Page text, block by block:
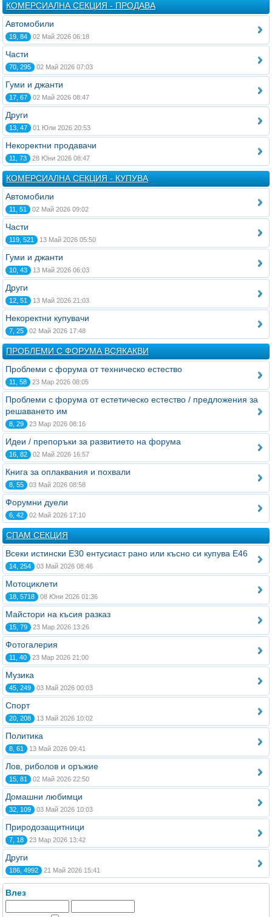
КОМЕРСИАЛНА СЕКЦИЯ - ПРОДАВА
Автомобили
19, 84 02 Май 2026 06:18
Части
70, 295 02 Май 2026 07:03
Гуми и джанти
17, 67 02 Май 2026 08:47
Други
13, 47 01 Юли 2026 20:53
Некоректни продавачи
11, 73 28 Юни 2026 08:47
КОМЕРСИАЛНА СЕКЦИЯ - КУПУВА
Автомобили
11, 51 02 Май 2026 09:02
Части
119, 521 13 Май 2026 05:50
Гуми и джанти
10, 43 13 Май 2026 06:03
Други
12, 51 13 Май 2026 21:03
Некоректни купувачи
7, 25 02 Май 2026 17:48
ПРОБЛЕМИ С ФОРУМА ВСЯКАКВИ
Проблеми с форума от техническо естество
11, 58 23 Мар 2026 08:05
Проблеми с форума от естетическо естество / предложения за
решаването им
8, 29 23 Мар 2026 08:16
Идеи / препоръки за развитието на форума
16, 82 02 Май 2026 16:57
Книга за оплаквания и похвали
8, 55 03 Май 2026 08:58
Форумни дуели
6, 42 02 Май 2026 17:10
СПАМ СЕКЦИЯ
Всеки истински Е30 ентусиаст рано или късно си купува Е46
14, 254 03 Май 2026 08:46
Мотоциклети
18, 5718 08 Юни 2026 01:36
Майстори на късия разказ
15, 79 23 Мар 2026 13:26
Фотогалерия
11, 40 23 Мар 2026 21:00
Музика
45, 249 03 Май 2026 00:03
Спорт
20, 208 13 Май 2026 10:02
Политика
8, 61 13 Май 2026 09:41
Лов, риболов и оръжие
15, 81 02 Май 2026 22:50
Домашни любимци
32, 109 03 Май 2026 10:03
Природозащитници
7, 18 23 Мар 2026 13:42
Други
186, 4992 21 Май 2026 15:41
Влез